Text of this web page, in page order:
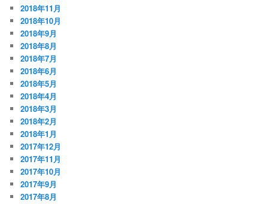
2018年11月
2018年10月
2018年9月
2018年8月
2018年7月
2018年6月
2018年5月
2018年4月
2018年3月
2018年2月
2018年1月
2017年12月
2017年11月
2017年10月
2017年9月
2017年8月